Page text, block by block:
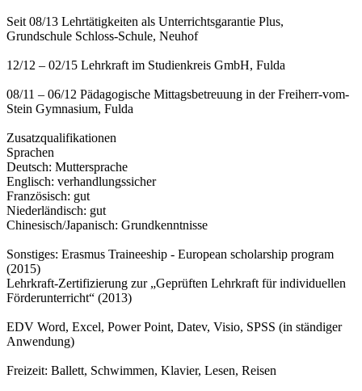
Seit 08/13 Lehrtätigkeiten als Unterrichtsgarantie Plus,
Grundschule Schloss-Schule, Neuhof
12/12 – 02/15 Lehrkraft im Studienkreis GmbH, Fulda
08/11 – 06/12 Pädagogische Mittagsbetreuung in der Freiherr-vom-
Stein Gymnasium, Fulda
Zusatzqualifikationen
Sprachen
Deutsch: Muttersprache
Englisch: verhandlungssicher
Französisch: gut
Niederländisch: gut
Chinesisch/Japanisch: Grundkenntnisse
Sonstiges: Erasmus Traineeship - European scholarship program
(2015)
Lehrkraft-Zertifizierung zur „Geprüften Lehrkraft für individuellen
Förderunterricht“ (2013)
EDV Word, Excel, Power Point, Datev, Visio, SPSS (in ständiger
Anwendung)
Freizeit: Ballett, Schwimmen, Klavier, Lesen, Reisen